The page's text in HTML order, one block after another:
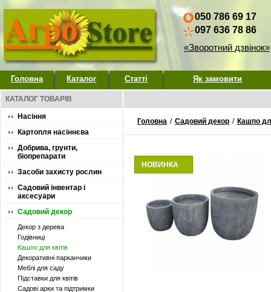
050 786 69 17
097 636 78 86
«Зворотний дзвінок»
Головна Каталог Статті Як замовити
КАТАЛОГ ТОВАРІВ
Насіння
Картопля насіннєва
Добрива, грунти,
біопрепарати
Засоби захисту рослин
Садовий інвентар і
аксесуари
Садовий декор
Декор з дерева
Годівниці
Кашпо для квітів
Декоративні парканчики
Меблі для саду
Підставки для квітів
Садові арки та підтримки
Головна / Садовий декор / Кашпо
НОВИНКА